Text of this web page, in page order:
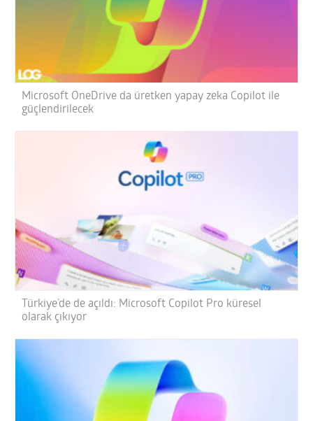
Microsoft OneDrive da üretken yapay zeka Copilot ile
güçlendirilecek
Türkiye’de de açıldı: Microsoft Copilot Pro küresel
olarak çıkıyor